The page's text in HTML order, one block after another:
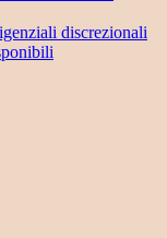
discrezionali